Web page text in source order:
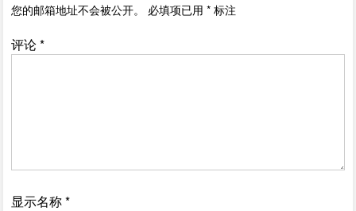
您的邮箱地址不会被公开。 必填项已用* 标注
评论*
显示名称*